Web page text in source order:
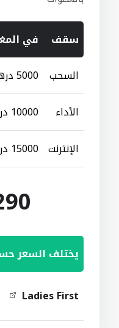
سقف في
السحب 5000 درهم
الأداء 10000 درهم
الإنترنت 15000 درهم
يختلف السعر
Ladies First